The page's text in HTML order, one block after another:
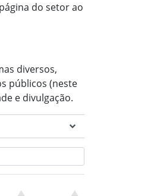
do setor ao
diversos,
públicos (neste
e divulgação.